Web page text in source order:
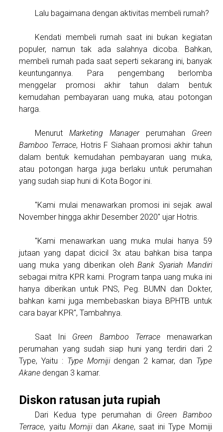
Lalu bagaimana dengan aktivitas membeli rumah?
Kendati membeli rumah saat ini bukan kegiatan
populer, namun tak ada salahnya dicoba. Bahkan,
membeli rumah pada saat seperti sekarang ini, banyak
keuntungannya. Para pengembang berlomba
menggelar promosi akhir tahun dalam bentuk
kemudahan pembayaran uang muka, atau potongan
harga.
MenurutMarketing Managerperumahan Green
Bamboo Terrace, Hotris F Siahaan promosi akhir tahun
dalam bentuk kemudahan pembayaran uang muka,
atau potongan harga juga berlaku untuk perumahan
yang sudah siap huni di Kota Bogor ini.
"Kami mulai menawarkan promosi ini sejak awal
November hingga akhir Desember 2020" ujar Hotris.
"Kami menawarkan uang muka mulai hanya 59
jutaan yang dapat dicicil 3x atau bahkan bisa tanpa
uang muka yang diberikan olehBank Syariah Mandiri
sebagai mitra KPR kami. Program tanpa uang muka ini
hanya diberikan untuk PNS, Peg. BUMN dan Dokter,
bahkan kami juga membebaskan biaya BPHTB untuk
cara bayar KPR", Tambahnya.
Saat Ini Green Bamboo Terracemenawarkan
perumahan yang sudah siap huni yang terdiri dari 2
Type, Yaitu : Type Momijidengan 2 kamar, dan Type
Akane dengan 3 kamar.
Diskon ratusan juta rupiah
Dari Kedua type perumahan di Green Bamboo
Terrace, yaitu MomijidanAkane, saat ini Type Momiji